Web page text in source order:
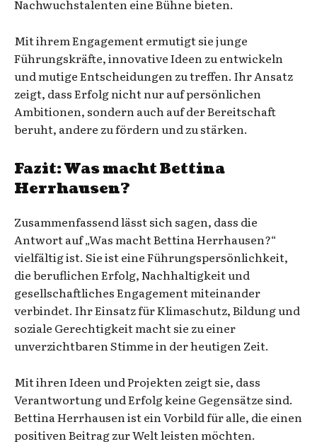
Nachwuchstalenten eine Bühne bieten.
Mit ihrem Engagement ermutigt sie junge
Führungskräfte, innovative Ideen zu entwickeln
und mutige Entscheidungen zu treffen. Ihr Ansatz
zeigt, dass Erfolg nicht nur auf persönlichen
Ambitionen, sondern auch auf der Bereitschaft
beruht, andere zu fördern und zu stärken.
Fazit: Was macht Bettina
Herrhausen?
Zusammenfassend lässt sich sagen, dass die
Antwort auf „Was macht Bettina Herrhausen?“
vielfältig ist. Sie ist eine Führungspersönlichkeit,
die beruflichen Erfolg, Nachhaltigkeit und
gesellschaftliches Engagement miteinander
verbindet. Ihr Einsatz für Klimaschutz, Bildung und
soziale Gerechtigkeit macht sie zu einer
unverzichtbaren Stimme in der heutigen Zeit.
Mit ihren Ideen und Projekten zeigt sie, dass
Verantwortung und Erfolg keine Gegensätze sind.
Bettina Herrhausen ist ein Vorbild für alle, die einen
positiven Beitrag zur Welt leisten möchten.